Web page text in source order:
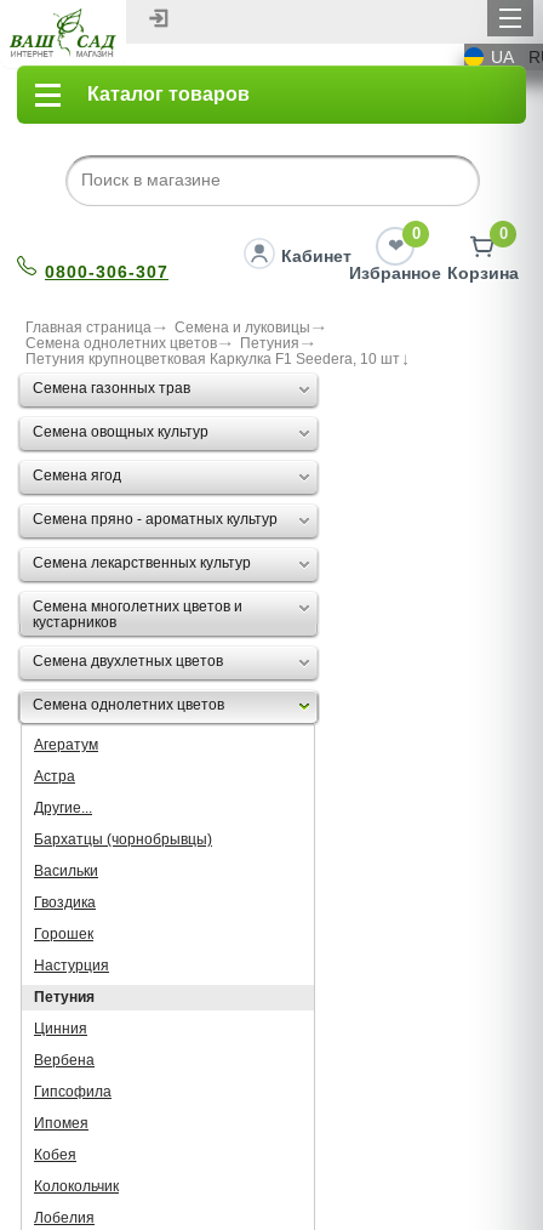
UA
Каталог товаров
0800-306-307
Кабинет
0
Избранное
0
Корзина
Главная страница
Семена и луковицы
Семена однолетних цветов
Петуния
Петуния крупноцветковая Каркулка F1 Seedera, 10 шт
Семена газонных трав
Семена овощных культур
Семена ягод
Семена пряно - ароматных культур
Семена лекарственных культур
Семена многолетних цветов и
кустарников
Семена двухлетных цветов
Семена однолетних цветов
Агератум
Астра
Другие...
Бархатцы (чорнобрывцы)
Васильки
Гвоздика
Горошек
Настурция
Петуния
Цинния
Вербена
Гипсофила
Ипомея
Кобея
Колокольчик
Лобелия